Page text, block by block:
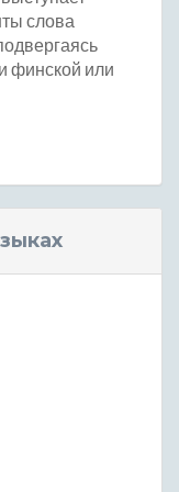
слова
финской или